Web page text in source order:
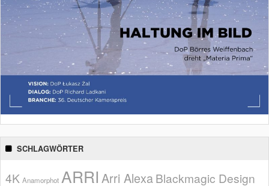
SCHLAGWÖRTER
4K Anamorphot ARRI Arri AlexaBlackmagic Design